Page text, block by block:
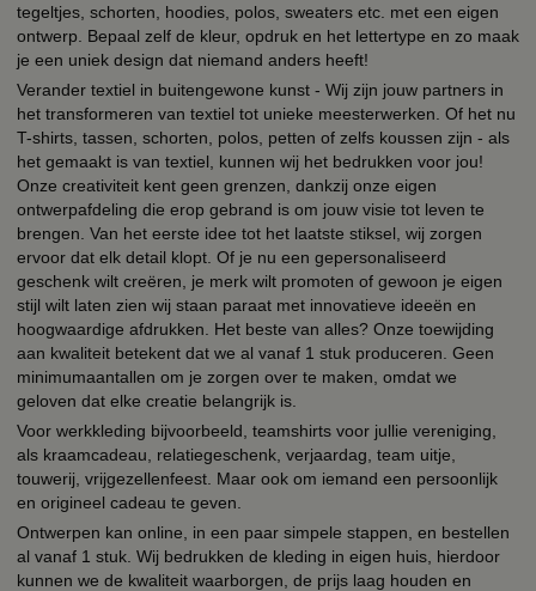
tegeltjes, schorten, hoodies, polos, sweaters etc. met een eigen
ontwerp. Bepaal zelf de kleur, opdruk en het lettertype en zo maak
je een uniek design dat niemand anders heeft!
Verander textiel in buitengewone kunst - Wij zijn jouw partners in
het transformeren van textiel tot unieke meesterwerken. Of het nu
T-shirts, tassen, schorten, polos, petten of zelfs koussen zijn - als
het gemaakt is van textiel, kunnen wij het bedrukken voor jou!
Onze creativiteit kent geen grenzen, dankzij onze eigen
ontwerpafdeling die erop gebrand is om jouw visie tot leven te
brengen. Van het eerste idee tot het laatste stiksel, wij zorgen
ervoor dat elk detail klopt. Of je nu een gepersonaliseerd
geschenk wilt creëren, je merk wilt promoten of gewoon je eigen
stijl wilt laten zien wij staan paraat met innovatieve ideeën en
hoogwaardige afdrukken. Het beste van alles? Onze toewijding
aan kwaliteit betekent dat we al vanaf 1 stuk produceren. Geen
minimumaantallen om je zorgen over te maken, omdat we
geloven dat elke creatie belangrijk is.
Voor werkkleding bijvoorbeeld, teamshirts voor jullie vereniging,
als kraamcadeau, relatiegeschenk, verjaardag, team uitje,
touwerij, vrijgezellenfeest. Maar ook om iemand een persoonlijk
en origineel cadeau te geven.
Ontwerpen kan online, in een paar simpele stappen, en bestellen
al vanaf 1 stuk. Wij bedrukken de kleding in eigen huis, hierdoor
kunnen we de kwaliteit waarborgen, de prijs laag houden en